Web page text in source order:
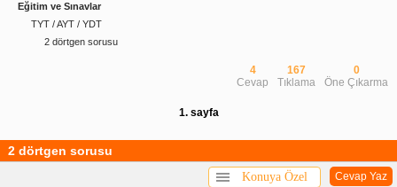
Eğitim ve Sınavlar
TYT / AYT / YDT
2 dörtgen sorusu
4
Cevap
167
Tıklama
0
Öne Çıkarma
1. sayfa
2 dörtgen sorusu
Cevap Yaz
Konuya Özel